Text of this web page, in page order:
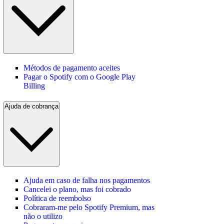
Métodos de pagamento aceites
Pagar o Spotify com o Google Play
Billing
Ajuda de cobrança
Ajuda em caso de falha nos pagamentos
Cancelei o plano, mas foi cobrado
Política de reembolso
Cobraram-me pelo Spotify Premium, mas
não o utilizo